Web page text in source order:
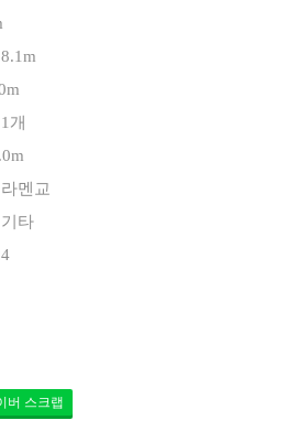
개
멘교
타
버 스크랩